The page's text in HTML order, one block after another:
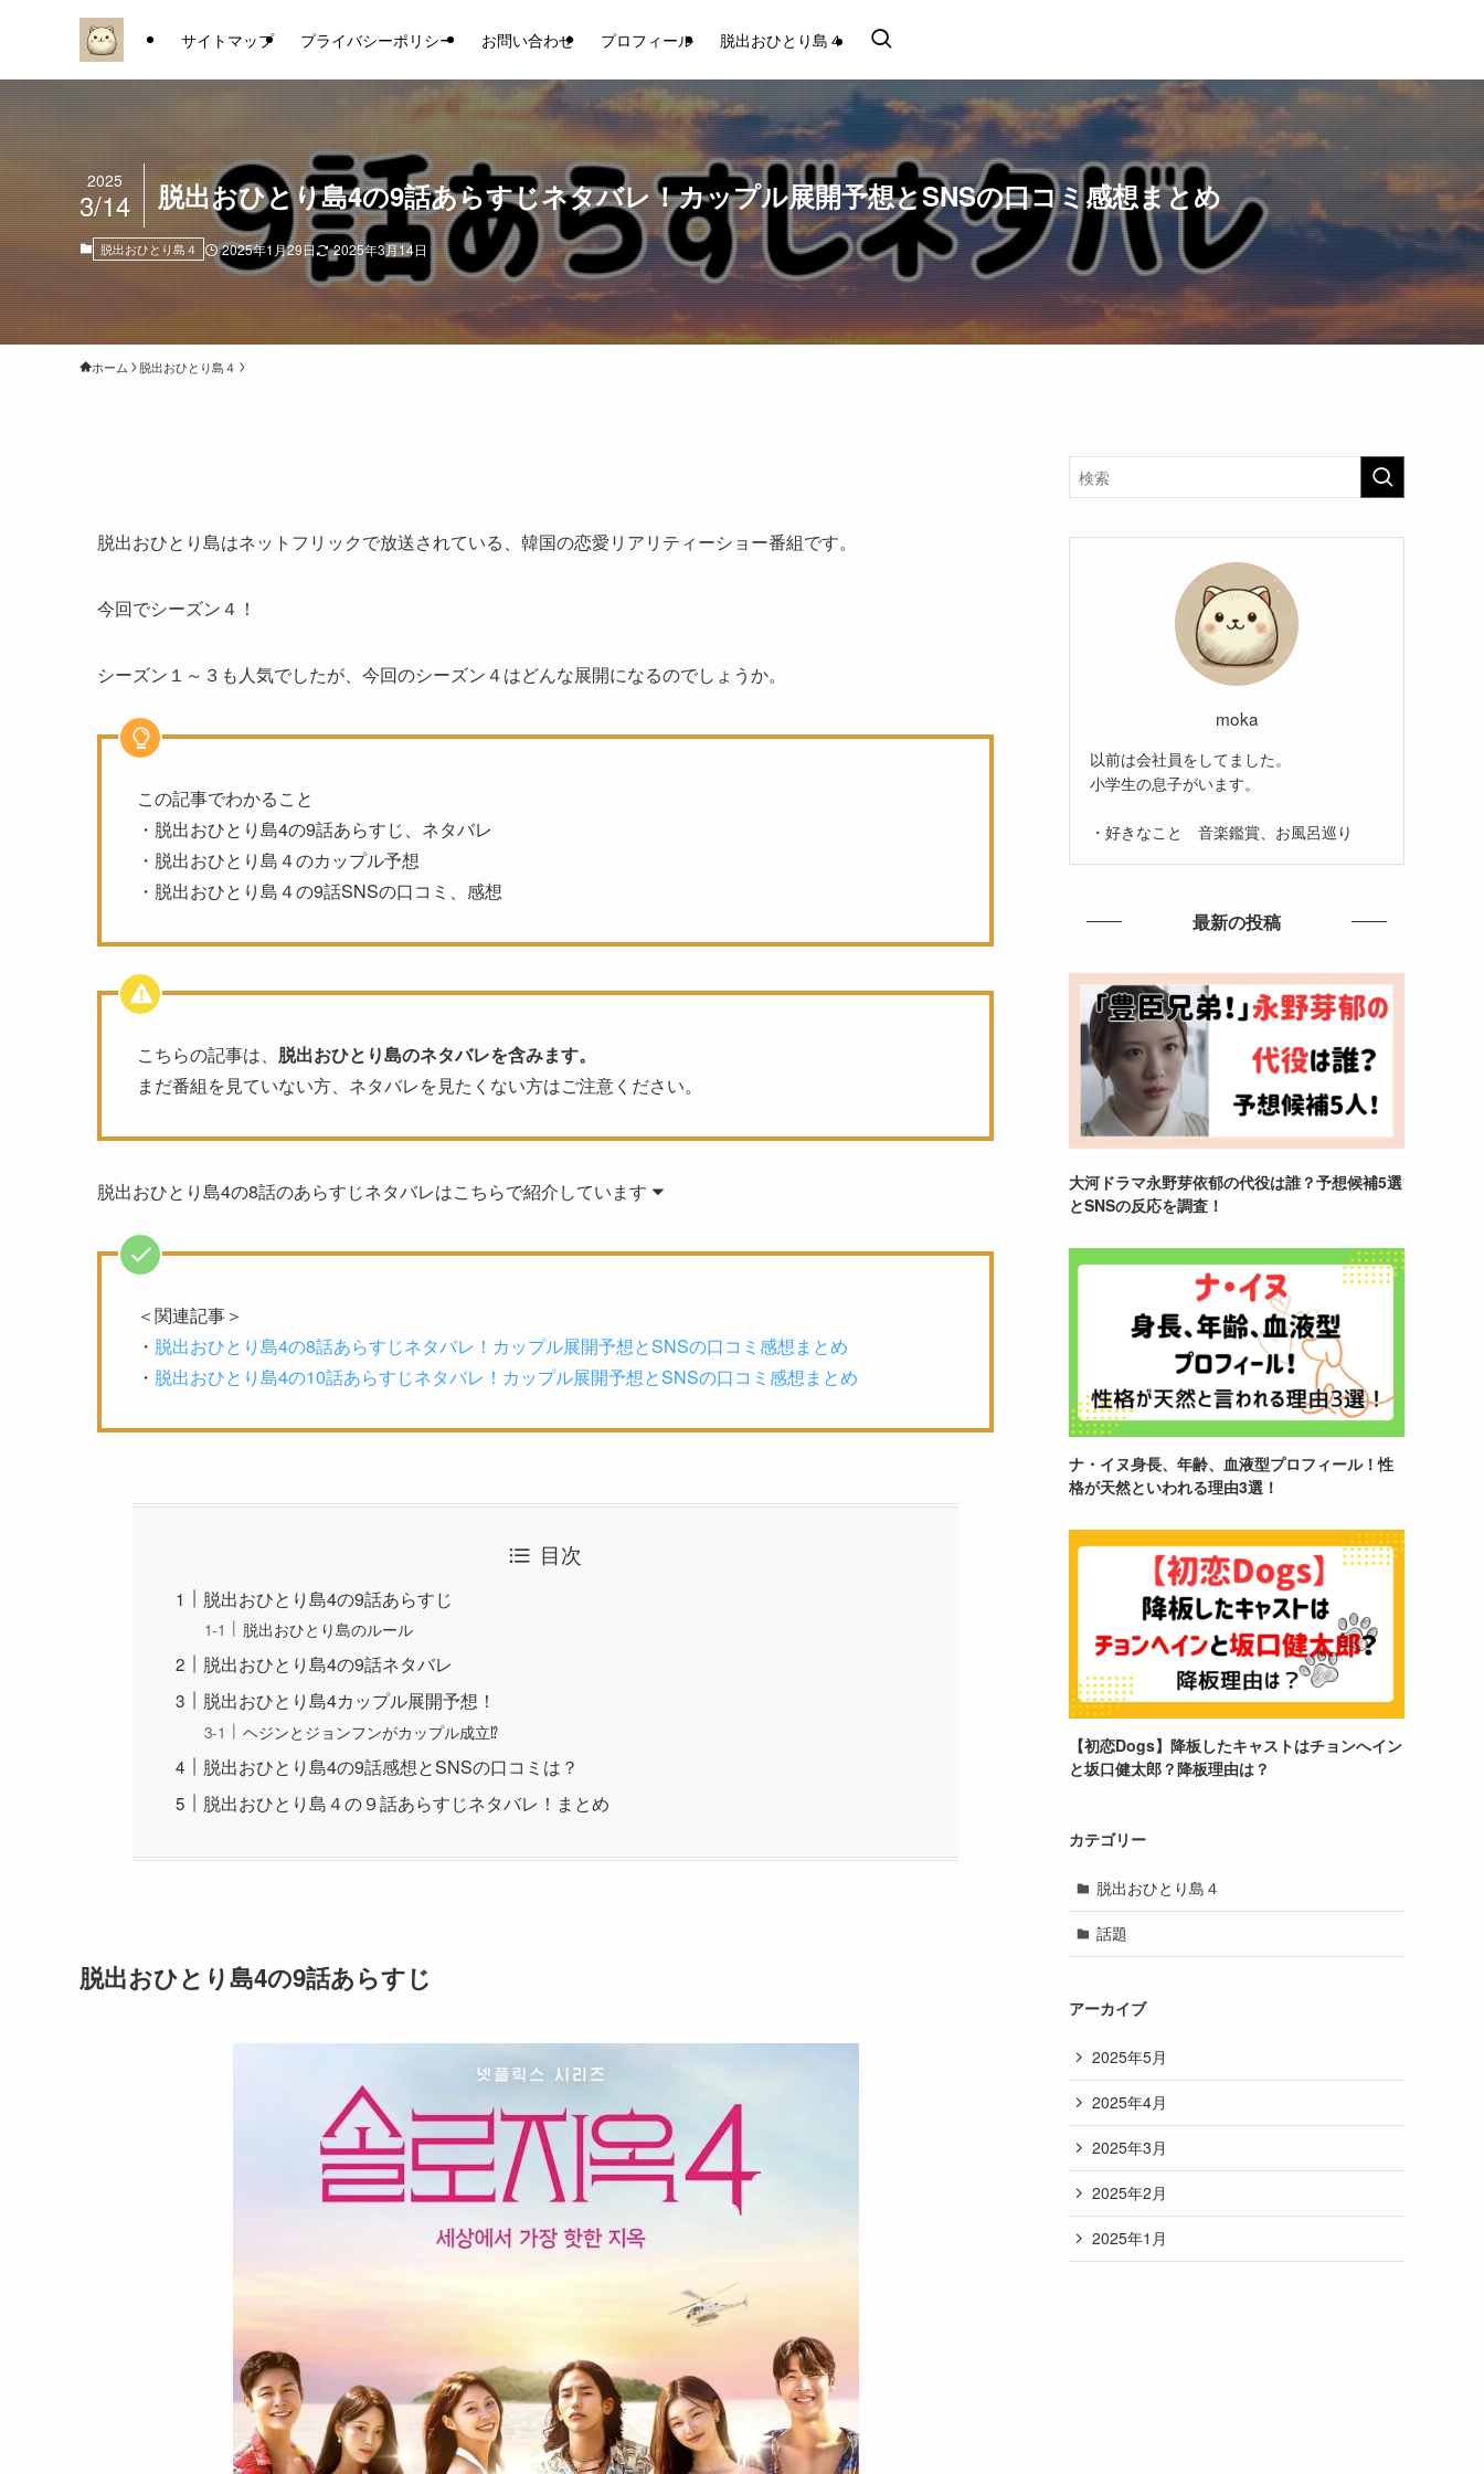
サイトマップ プライバシーポリシー お問い合わせ プロフィール 脱出おひとり島４
脱出おひとり島4の9話あらすじネタバレ！カップル展開予想とSNSの口コミ感想まとめ
2025
3/14
脱出おひとり島４ 2025年1月29日 2025年3月14日
ホーム 脱出おひとり島４
脱出おひとり島はネットフリックで放送されている、韓国の恋愛リアリティーショー番組です。
今回でシーズン４！
シーズン１～３も人気でしたが、今回のシーズン４はどんな展開になるのでしょうか。
この記事でわかること
・脱出おひとり島4の9話あらすじ、ネタバレ
・脱出おひとり島４のカップル予想
・脱出おひとり島４の9話SNSの口コミ、感想
こちらの記事は、 脱出おひとり島のネタバレを含みます。
まだ番組を見ていない方、ネタバレを見たくない方はご注意ください。
脱出おひとり島4の8話のあらすじネタバレはこちらで紹介しています
＜関連記事＞
・ 脱出おひとり島4の8話あらすじネタバレ！カップル展開予想とSNSの口コミ感想まとめ
・ 脱出おひとり島4の10話あらすじネタバレ！カップル展開予想とSNSの口コミ感想まとめ
目次
脱出おひとり島4の9話あらすじ
脱出おひとり島のルール
脱出おひとり島4の9話ネタバレ
脱出おひとり島4カップル展開予想！
ヘジンとジョンフンがカップル成立⁉
脱出おひとり島4の9話感想とSNSの口コミは？
脱出おひとり島４の９話あらすじネタバレ！まとめ
脱出おひとり島4の9話あらすじ
moka
以前は会社員をしてました。
小学生の息子がいます。
・好きなこと 音楽鑑賞、お風呂巡り
最新の投稿
大河ドラマ永野芽依郁の代役は誰？予想候補5選
とSNSの反応を調査！
ナ・イヌ身長、年齢、血液型プロフィール！性
格が天然といわれる理由3選！
【初恋Dogs】降板したキャストはチョンへイン
と坂口健太郎？降板理由は？
カテゴリー
脱出おひとり島４
話題
アーカイブ
2025年5月
2025年4月
2025年3月
2025年2月
2025年1月